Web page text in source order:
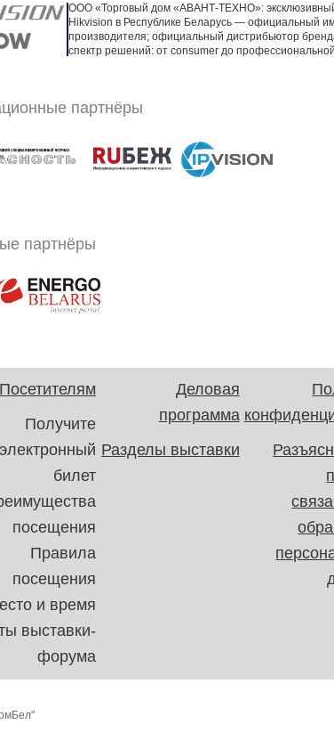
ООО «Торговый дом «АВАНТ-ТЕХНО»:
Hikvision в Республике Беларусь — официальный
производителя; официальный дистрибьютор
спектр решений: от consumer до
партнёры
партнёры
Посетителям
Получите
электронный
билет
посещения
Правила
посещения
и время
выставки-
форума
Деловая
программа
Разделы выставки